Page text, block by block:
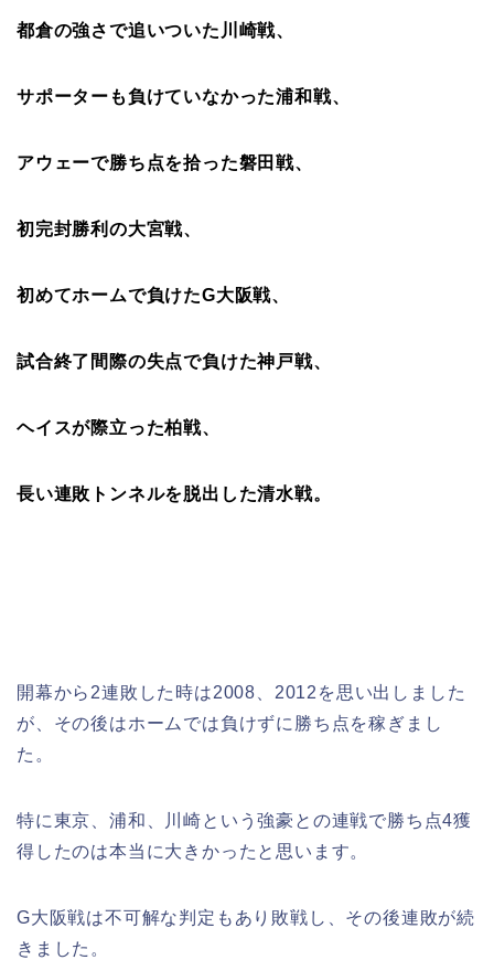
都倉の強さで追いついた川崎戦、
サポーターも負けていなかった浦和戦、
アウェーで勝ち点を拾った磐田戦、
初完封勝利の大宮戦、
初めてホームで負けたG大阪戦、
試合終了間際の失点で負けた神戸戦、
ヘイスが際立った柏戦、
長い連敗トンネルを脱出した清水戦。
開幕から2連敗した時は2008、2012を思い出しました
が、その後はホームでは負けずに勝ち点を稼ぎまし
た。
特に東京、浦和、川崎という強豪との連戦で勝ち点4獲
得したのは本当に大きかったと思います。
G大阪戦は不可解な判定もあり敗戦し、その後連敗が続
きました。